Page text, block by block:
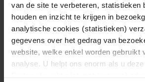
van de site te verbeteren, statistieken
houden en inzicht te krijgen in
analytische cookies (statistieken)
gegevens over het gedrag van
website, welke enkel worden gebruikt
analyse. U helpt ons enorm als u